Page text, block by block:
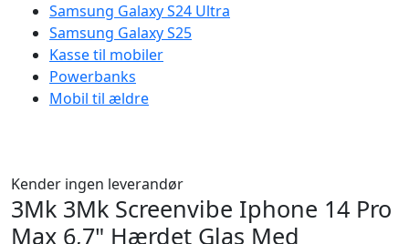
Samsung Galaxy S24 Ultra
Samsung Galaxy S25
Kasse til mobiler
Powerbanks
Mobil til ældre
Kender ingen leverandør
3Mk 3Mk Screenvibe Iphone 14 Pro
Max 6,7" Hærdet Glas Med